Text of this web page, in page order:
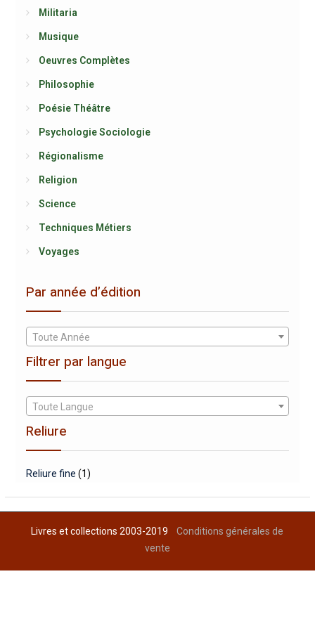
Militaria
Musique
Oeuvres Complètes
Philosophie
Poésie Théâtre
Psychologie Sociologie
Régionalisme
Religion
Science
Techniques Métiers
Voyages
Par année d’édition
Toute Année
Filtrer par langue
Toute Langue
Reliure
Reliure fine (1)
Livres et collections 2003-2019Conditions générales de
vente